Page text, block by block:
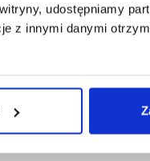
udostępniamy
z innymi danymi
staje się
inspirujący
negatywnych
częściej dołączają